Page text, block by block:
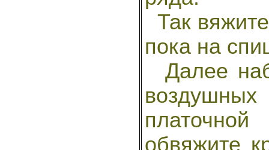
Так
пока на
Далее
обвяжите